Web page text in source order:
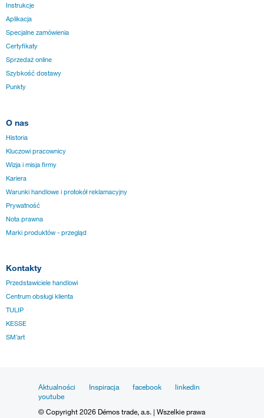
Instrukcje
Aplikacja
Specjalne zamówienia
Certyfikaty
Sprzedaż online
Szybkość dostawy
Punkty
O nas
Historia
Kluczowi pracownicy
Wizja i misja firmy
Kariera
Warunki handlowe i protokół reklamacyjny
Prywatność
Nota prawna
Marki produktów - przegląd
Kontakty
Przedstawiciele handlowi
Centrum obsługi klienta
TULIP
KESSE
SM´art
Aktualności Inspiracja facebook
linkedin
youtube
© Copyright 2026 Démos trade, a.s. | Wszelkie prawa